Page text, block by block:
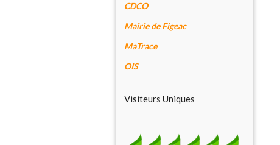
CDCO
Mairie de Figeac
MaTrace
OIS
Visiteurs Uniques